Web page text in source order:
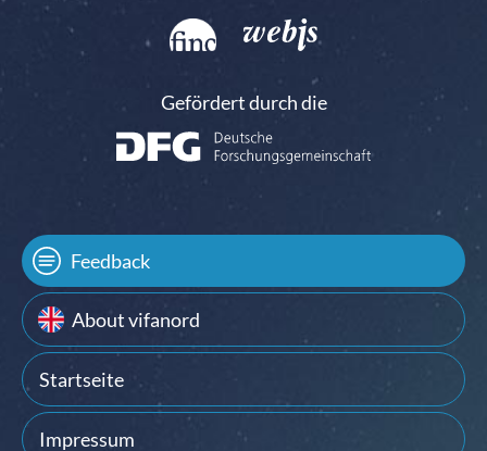
Gefördert durch die
Feedback
About vifanord
Startseite
Impressum